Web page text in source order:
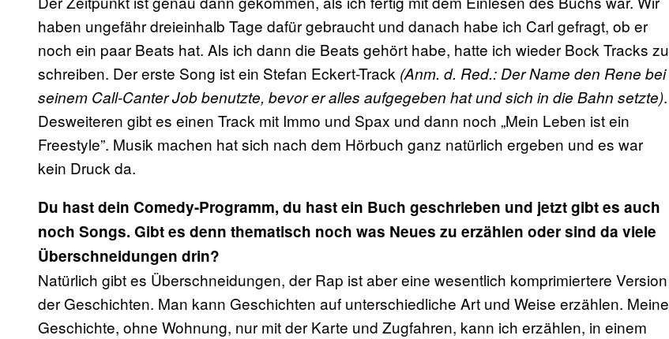
haben ungefähr dreieinhalb Tage dafür gebraucht und danach habe ich Carl gefragt, ob er
noch ein paar Beats hat. Als ich dann die Beats gehört habe, hatte ich wieder Bock Tracks zu
schreiben. Der erste Song ist ein Stefan Eckert-Track (Anm. d. Red.: Der Name den Rene bei
seinem Call-Canter Job benutzte, bevor er alles aufgegeben hat und sich in die Bahn setzte).
Desweiteren gibt es einen Track mit Immo und Spax und dann noch „Mein Leben ist ein
Freestyle”. Musik machen hat sich nach dem Hörbuch ganz natürlich ergeben und es war
kein Druck da.
Du hast dein Comedy-Programm, du hast ein Buch geschrieben und jetzt gibt es auch
noch Songs. Gibt es denn thematisch noch was Neues zu erzählen oder sind da viele
Überschneidungen drin?
Natürlich gibt es Überschneidungen, der Rap ist aber eine wesentlich komprimiertere Version
der Geschichten. Man kann Geschichten auf unterschiedliche Art und Weise erzählen. Meine
Geschichte, ohne Wohnung, nur mit der Karte und Zugfahren, kann ich erzählen, in einem